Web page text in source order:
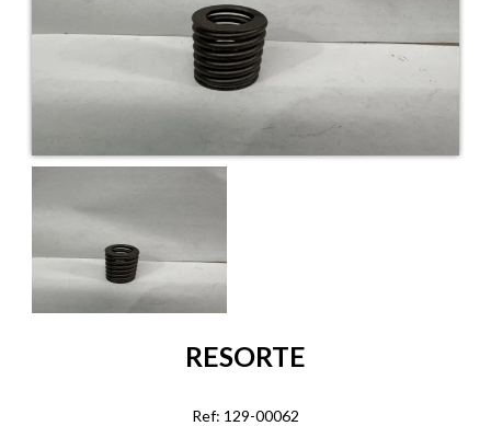
RESORTE
Ref: 129-00062